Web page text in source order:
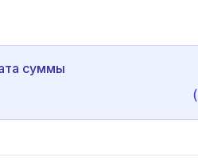
суммы